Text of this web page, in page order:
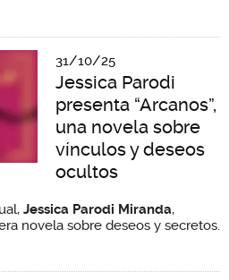
31/10/25
Jessica Parodi
presenta “Arcanos”,
una novela sobre
vínculos y deseos
ocultos
Jessica Parodi Miranda,
novela sobre deseos y secretos.